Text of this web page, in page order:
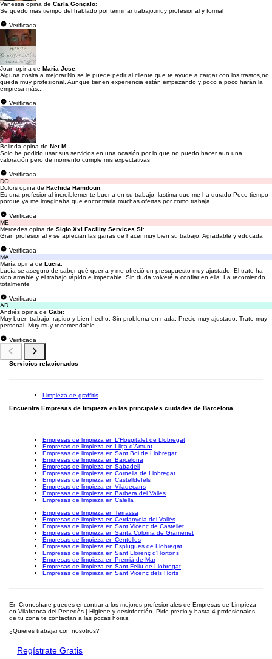
Vanessa opina de Carla Gonçalo:
Se quedo mas tiempo del hablado por terminar trabajo.muy profesional y formal
Verificada
Joan opina de Maria Jose:
Alguna cosita a mejorar.No se le puede pedir al cliente que te ayude a cargar con los trastos,no
queda muy profesional. Aunque tienen experiencia están empezando y poco a poco harán la
empresa más...
Verificada
Belinda opina de Net M:
Solo he podido usar sus servicios en una ocasión por lo que no puedo hacer aun una
valoración pero de momento cumple mis expectativas
Verificada
DO
Dolors opina de Rachida Hamdoun:
Es una profesional increiblemente buena en su trabajo, lastima que me ha durado Poco tiempo
porque ya me imaginaba que encontraria muchas ofertas por como trabaja
Verificada
ME
Mercedes opina de Siglo Xxi Facility Services Sl:
Gran profesional y se aprecian las ganas de hacer muy bien su trabajo. Agradable y educada
Verificada
MA
María opina de Lucia:
Lucía se aseguró de saber qué quería y me ofreció un presupuesto muy ajustado. El trato ha
sido amable y el trabajo rápido e impecable. Sin duda volveré a confiar en ella. La recomiendo
totalmente
Verificada
AD
Andrés opina de Gabi:
Muy buen trabajo, rápido y bien hecho. Sin problema en nada. Precio muy ajustado. Trato muy
personal. Muy muy recomendable
Verificada
Servicios relacionados
Limpieza de graffitis
Encuentra Empresas de limpieza en las principales ciudades de Barcelona
Empresas de limpieza en L'Hospitalet de Llobregat
Empresas de limpieza en Lliça d'Amunt
Empresas de limpieza en Sant Boi de Llobregat
Empresas de limpieza en Barcelona
Empresas de limpieza en Sabadell
Empresas de limpieza en Cornella de Llobregat
Empresas de limpieza en Castelldefels
Empresas de limpieza en Viladecans
Empresas de limpieza en Barbera del Valles
Empresas de limpieza en Calella
Empresas de limpieza en Terrassa
Empresas de limpieza en Cerdanyola del Vallès
Empresas de limpieza en Sant Vicenç de Castellet
Empresas de limpieza en Santa Coloma de Gramenet
Empresas de limpieza en Centelles
Empresas de limpieza en Esplugues de Llobregat
Empresas de limpieza en Sant Llorenç d'Hortons
Empresas de limpieza en Premià de Mar
Empresas de limpieza en Sant Feliu de Llobregat
Empresas de limpieza en Sant Vicenç dels Horts
En Cronoshare puedes encontrar a los mejores profesionales de Empresas de Limpieza
en Vilafranca del Penedès | Higiene y desinfección. Pide precio y hasta 4 profesionales
de tu zona te contactan a las pocas horas.
¿Quieres trabajar con nosotros?
Regístrate Gratis